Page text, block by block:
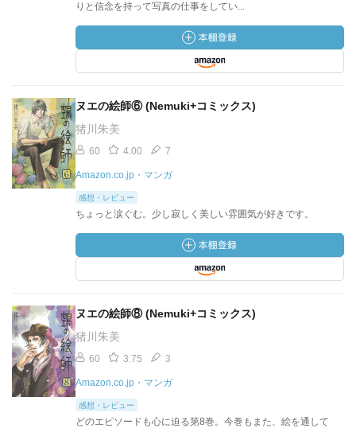
りと信念を持って写真の仕事をしてい...
ヌエの絵師⑥ (Nemuki+コミックス)
猪川朱美
60 4.00 7
Amazon.co.jp・マンガ
感想・レビュー
ちょっと涙ぐむ。少し寂しく美しい雰囲気が好きです。
ヌエの絵師⑧ (Nemuki+コミックス)
猪川朱美
60 3.75 3
Amazon.co.jp・マンガ
感想・レビュー
どのエピソードも心に迫る第8巻。今巻もまた、絵を通して